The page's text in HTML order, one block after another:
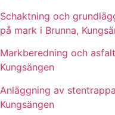
Schaktning och
på mark i Brunna,
Markberedning och
Kungsängen
Anläggning av
Kungsängen